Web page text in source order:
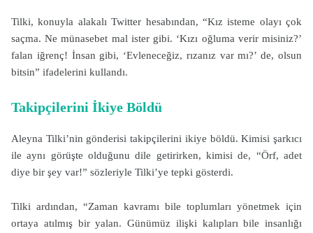
Tilki, konuyla alakalı Twitter hesabından, “Kız isteme olayı çok
saçma. Ne münasebet mal ister gibi. ‘Kızı oğluma verir misiniz?’
falan iğrenç! İnsan gibi, ‘Evleneceğiz, rızanız var mı?’ de, olsun
bitsin” ifadelerini kullandı.
Takipçilerini İkiye Böldü
Aleyna Tilki’nin gönderisi takipçilerini ikiye böldü. Kimisi şarkıcı
ile aynı görüşte olduğunu dile getirirken, kimisi de, “Örf, adet
diye bir şey var!” sözleriyle Tilki’ye tepki gösterdi.
Tilki ardından, “Zaman kavramı bile toplumları yönetmek için
ortaya atılmış bir yalan. Günümüz ilişki kalıpları bile insanlığı